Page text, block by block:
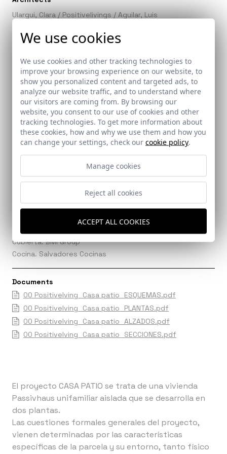
Ulargui, Clara/Positivelivings/Aguilar, Luis
Promoter
Builder
SIMA
Collaborators
Castillón, Alba
Guardiola, Rebeca (@rgs_arquitectura)
Mecanismos. JUNG
Ventilación (recuperador de calor). Zehnder
Aerotermia. Saunier Duval
Cubierta. BMI Group
Cocina. Salvadores Cocinas
Documents
00 Positivelving_Casa patio_ESQUEMAS.pdf
00 Positivelving_Casa patio_PLANTAS.pdf
00 Positivelving_Casa patio_ALZADOS.pdf
00 Positivelving_Casa patio_SECCIONES.pdf
El proyecto CASA PATIO se trata de una vivienda
Passivhaus unifamiliar aislada que se desarrolla en
dos plantas.
Las cuestiones formales generales del proyecto,
vienen determinadas por las características
específicas de la parcela y su entorno, tanto físico
We use cookies
We use cookies and other tracking technologies to
improve your browsing experience on our website, to
show you personalized content and targeted ads, to
analyze our website traffic, and to understand where
our visitors are coming from. By browsing our
website, you consent to our use of cookies and other
tracking technologies. To get more information about
these cookies, how and why we use them and how you
can change your settings, check our cookie policy.
Manage cookies
Reject all cookies
ACCEPT ALL COOKIES